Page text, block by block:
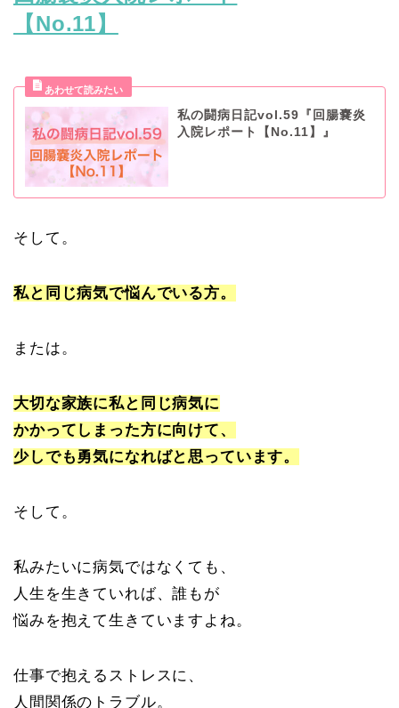
【No.11】
私の闘病日記vol.59『回腸嚢炎
入院レポート【No.11】』
そして。
私と同じ病気で悩んでいる方。
または。
大切な家族に私と同じ病気に
かかってしまった方に向けて、
少しでも勇気になればと思っています。
そして。
私みたいに病気ではなくても、
人生を生きていれば、誰もが
悩みを抱えて生きていますよね。
仕事で抱えるストレスに、
人間関係のトラブル。